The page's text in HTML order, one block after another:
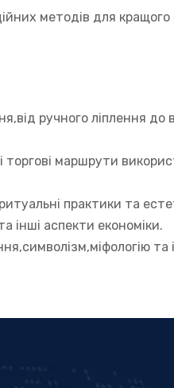
методів для кращого
ручного ліплення до
маршрути
практики та
інші аспекти економіки.
та